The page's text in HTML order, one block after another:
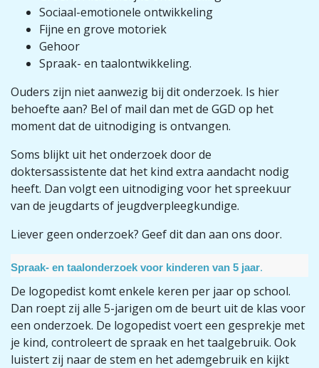
Sociaal-emotionele ontwikkeling
Fijne en grove motoriek
Gehoor
Spraak- en taalontwikkeling.
Ouders zijn niet aanwezig bij dit onderzoek. Is hier
behoefte aan? Bel of mail dan met de GGD op het
moment dat de uitnodiging is ontvangen.
Soms blijkt uit het onderzoek door de
doktersassistente dat het kind extra aandacht nodig
heeft. Dan volgt een uitnodiging voor het spreekuur
van de jeugdarts of jeugdverpleegkundige.
Liever geen onderzoek? Geef dit dan aan ons door.
Spraak- en taalonderzoek voor kinderen van 5 jaar.
De logopedist komt enkele keren per jaar op school.
Dan roept zij alle 5-jarigen om de beurt uit de klas voor
een onderzoek. De logopedist voert een gesprekje met
je kind, controleert de spraak en het taalgebruik. Ook
luistert zij naar de stem en het ademgebruik en kijkt